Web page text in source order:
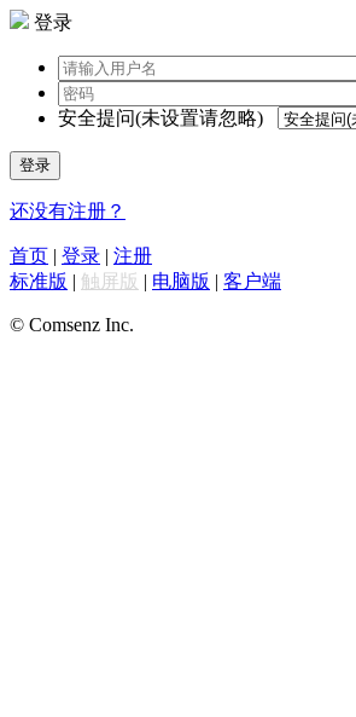
登录
安全提问(未设置请忽略)
登录
还没有注册？
首页 | 登录 | 注册
标准版 | 触屏版 | 电脑版 | 客户端
© Comsenz Inc.